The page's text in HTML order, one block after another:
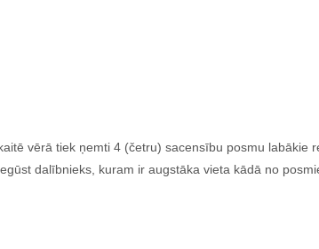
vērā tiek ņemti 4 (četru) sacensību posmu labākie
dalībnieks, kuram ir augstāka vieta kādā no